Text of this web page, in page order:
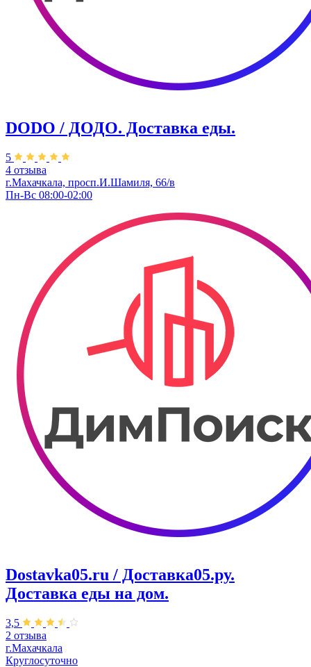
DODO / ДОДО. Доставка еды.
5
4 отзыва
г.Махачкала, просп.И.Шамиля, 66/в
Пн-Вс 08:00-02:00
Dostavka05.ru / Доставка05.ру.
Доставка еды на дом.
3,5
2 отзыва
г.Махачкала
Круглосуточно